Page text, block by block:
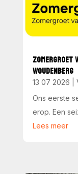
ZOMERGROET
WOUDENBERG
13 07 2026
Ons eerste
erop. Een
Lees meer